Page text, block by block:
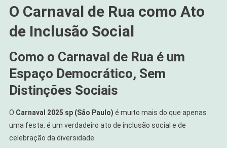
O Carnaval de Rua como Ato
de Inclusão Social
Como o Carnaval de Rua é um
Espaço Democrático, Sem
Distinções Sociais
O Carnaval 2025 sp (São Paulo) é muito mais do que apenas
uma festa: é um verdadeiro ato de inclusão social e de
celebração da diversidade.